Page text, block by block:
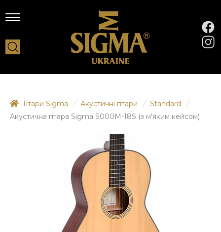
Гітари Sigma / Акустичні гітари / Standard
/
Акустична гітара Sigma S000M-18S (з м'яким кейсом)